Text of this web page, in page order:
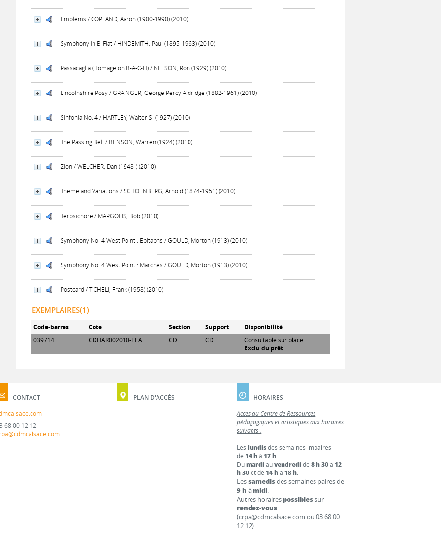
Emblems / COPLAND, Aaron (1900-1990) (2010)
Symphony in B-Flat / HINDEMITH, Paul (1895-1963) (2010)
Passacaglia (Homage on B-A-C-H) / NELSON, Ron (1929) (2010)
Lincolnshire Posy / GRAINGER, George Percy Aldridge (1882-1961) (2010)
Sinfonia No. 4 / HARTLEY, Walter S. (1927) (2010)
The Passing Bell / BENSON, Warren (1924) (2010)
Zion / WELCHER, Dan (1948-) (2010)
Theme and Variations / SCHOENBERG, Arnold (1874-1951) (2010)
Terpsichore / MARGOLIS, Bob (2010)
Symphony No. 4 West Point : Epitaphs / GOULD, Morton (1913) (2010)
Symphony No. 4 West Point : Marches / GOULD, Morton (1913) (2010)
Postcard / TICHELI, Frank (1958) (2010)
EXEMPLAIRES(1)
Code-barres Cote Section Support
Disponibilité
039714
CDHAR002010-TEA CD CD
Consultable sur place
Exclu du prêt
CONTACT
68 00 12 12
PLAN D'ACCÈS
HORAIRES
Accès au Centre de Ressources
pédagogiques et artistiques aux horaires
suivants :
Leslundisdes semaines impaires
de14 hà17 h.
Dumardi auvendredi de8 h 30à12
h 30et de14 hà18 h.
Lessamedisdes semaines paires de
9 h à midi.
Autres horaires possiblessur
rendez-vous
(crpa@cdmcalsace.com ou 03 68 00
12 12).